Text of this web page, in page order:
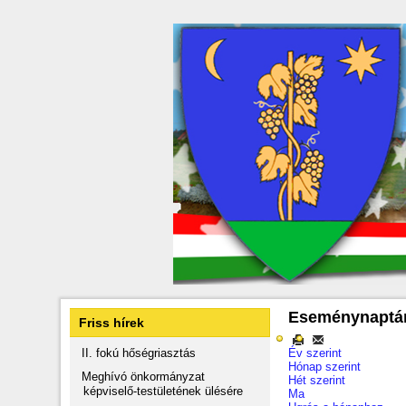
Friss hírek
II. fokú hőségriasztás
Meghívó önkormányzat
képviselő-testületének ülésére
Év szerint
Hónap szerint
Hét szerint
Ma